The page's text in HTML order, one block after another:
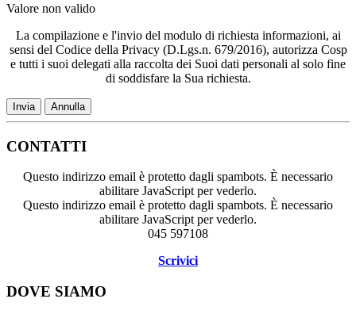
Valore non valido
La compilazione e l'invio del modulo di richiesta informazioni, ai
sensi del Codice della Privacy (D.Lgs.n. 679/2016), autorizza Cosp
e tutti i suoi delegati alla raccolta dei Suoi dati personali al solo fine
di soddisfare la Sua richiesta.
Invia Annulla
CONTATTI
Questo indirizzo email è protetto dagli spambots. È necessario
abilitare JavaScript per vederlo.
Questo indirizzo email è protetto dagli spambots. È necessario
abilitare JavaScript per vederlo.
045 597108
Scrivici
DOVE SIAMO